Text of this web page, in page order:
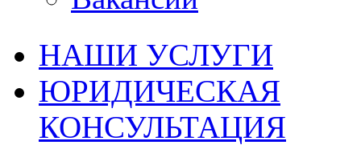
НАШИ УСЛУГИ
ЮРИДИЧЕСКАЯ
КОНСУЛЬТАЦИЯ